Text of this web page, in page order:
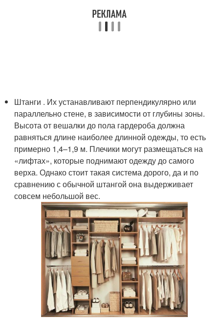
Штанги . Их устанавливают перпендикулярно или
параллельно стене, в зависимости от глубины зоны.
Высота от вешалки до пола гардероба должна
равняться длине наиболее длинной одежды, то есть
примерно 1,4–1,9 м. Плечики могут размещаться на
«лифтах», которые поднимают одежду до самого
верха. Однако стоит такая система дорого, да и по
сравнению с обычной штангой она выдерживает
совсем небольшой вес.